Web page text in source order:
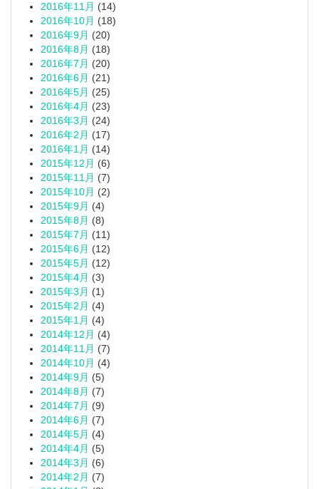
2016年11月 (14)
2016年10月 (18)
2016年9月 (20)
2016年8月 (18)
2016年7月 (20)
2016年6月 (21)
2016年5月 (25)
2016年4月 (23)
2016年3月 (24)
2016年2月 (17)
2016年1月 (14)
2015年12月 (6)
2015年11月 (7)
2015年10月 (2)
2015年9月 (4)
2015年8月 (8)
2015年7月 (11)
2015年6月 (12)
2015年5月 (12)
2015年4月 (3)
2015年3月 (1)
2015年2月 (4)
2015年1月 (4)
2014年12月 (4)
2014年11月 (7)
2014年10月 (4)
2014年9月 (5)
2014年8月 (7)
2014年7月 (9)
2014年6月 (7)
2014年5月 (4)
2014年4月 (5)
2014年3月 (6)
2014年2月 (7)